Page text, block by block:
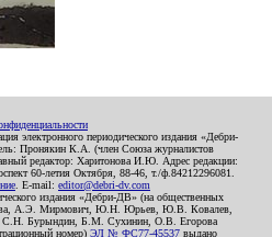
электронного периодического издания «Дебри-
Пронякин К.А. (член Союза журналистов
редактор: Харитонова И.Ю. Адрес редакции:
60-летия Октября, 88-46, т./ф.84212296081.
. E-mail: editor@debri-dv.com
издания «Дебри-ДВ» (на общественных
А.Э. Мирмович, Ю.Н. Юрьев, Ю.В. Ковалев,
Бурындин, Б.М. Сухинин, О.В. Егорова
номер) ЭЛ № ФС77-45537 выдано